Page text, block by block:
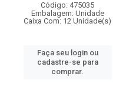
Código: 475035
Embalagem: Unidade
Caixa Com: 12 Unidade(s)
Faça seu login ou
cadastre-se para
comprar.